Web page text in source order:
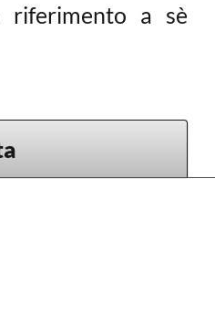
riferimento a sè